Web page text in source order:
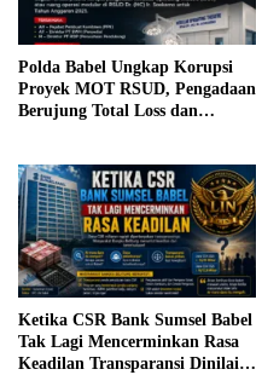
Polda Babel Ungkap Korupsi
Proyek MOT RSUD, Pengadaan
Berujung Total Loss dan
Ketika CSR Bank Sumsel Babel
Tak Lagi Mencerminkan Rasa
Keadilan Transparansi Dinilai